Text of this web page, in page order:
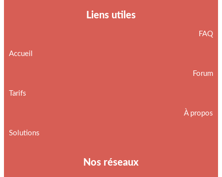
Liens utiles
Accueil
Tarifs
Solutions
FAQ
Forum
À propos
Nos réseaux